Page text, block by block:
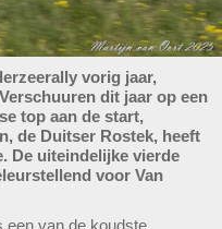
vorig jaar,
dit jaar op een
top aan de start,
de Duitser Rostek, heeft
De uiteindelijke vierde
voor Van
een van de koudste